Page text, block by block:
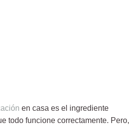
en casa es el ingrediente
todo funcione correctamente. Pero,